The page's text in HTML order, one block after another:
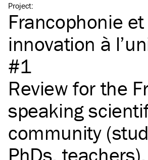
Project:
Francophonie et
innovation à
#1
Review for the
speaking
community
PhDs,